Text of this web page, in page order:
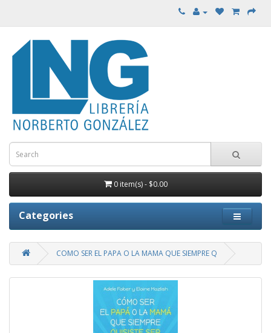
0 item(s) - $0.00
Categories
COMO SER EL PAPA O LA MAMA QUE SIEMPRE Q